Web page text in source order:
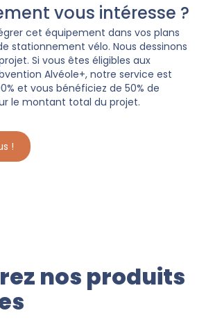
vous intéresse ?
cet équipement dans vos plans
stationnement vélo. Nous dessinons
Si vous êtes éligibles aux
Alvéole+, notre service est
et vous bénéficiez de 50% de
le montant total du projet.
!
nos produits